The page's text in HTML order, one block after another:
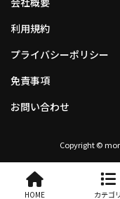
利用規約
プライバシーポリシー
免責事項
お問い合わせ
Copyright ©
HOME カテゴリ